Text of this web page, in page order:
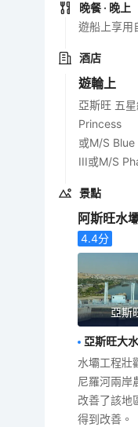
晚餐 · 晚上
遊船上享用
酒店
遊輪上
亞斯旺 五
Princess
或M/S
III或M/S
景點
阿斯旺水
4.4分
亞斯
亞斯旺大
水壩工程壯
尼羅河兩岸
改善了該地
得到改善。